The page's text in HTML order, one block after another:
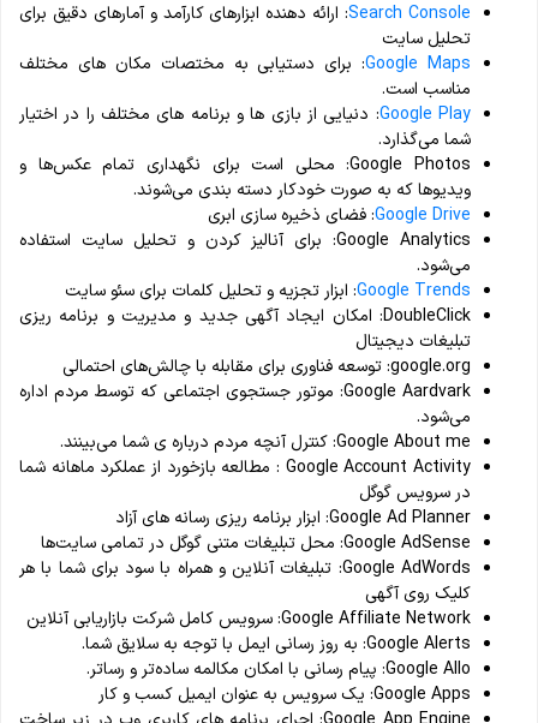
Search Console: ارائه دهنده ابزار‌های کارآمد و آمار‌های دقیق برای
تحلیل سایت
Google Maps: برای دستیابی به مختصات مکان های مختلف
مناسب است.
Google Play: دنیایی از بازی ها و برنامه های مختلف را در اختیار
شما می‌گذارد.
Google Photos: محلی است برای نگهداری تمام عکس‌ها و
ویدیو‌ها که به صورت خودکار دسته بندی می‌شوند.
Google Drive: فضای ذخیره سازی ابری
Google Analytics: برای آنالیز کردن و تحلیل سایت استفاده
می‌شود.
Google Trends: ابزار تجزیه و تحلیل کلمات برای سئو سایت
DoubleClick: امکان ایجاد آگهی جدید و مدیریت و برنامه ریزی
تبلیغات دیجیتال
google.org: توسعه فناوری برای مقابله با چالش‌های احتمالی
Google Aardvark: موتور جستجوی اجتماعی که توسط مردم اداره
می‌شود.
Google About me: کنترل آنچه مردم درباره ی شما می‌بینند.
Google Account Activity : مطالعه بازخورد از عملکرد ماهانه شما
در سرویس گوگل
Google Ad Planner: ابزار برنامه ریزی رسانه های آزاد
Google AdSense: محل تبلیغات متنی گوگل در تمامی سایت‌ها
Google AdWords: تبلیغات آنلاین و همراه با سود برای شما با هر
کلیک روی آگهی
Google Affiliate Network: سرویس کامل شرکت بازاریابی آنلاین
Google Alerts: به روز رسانی ایمل با توجه به سلایق شما.
Google Allo: پیام رسانی با امکان مکالمه ساده‌تر و رساتر.
Google Apps: یک سرویس به عنوان ایمیل کسب و کار